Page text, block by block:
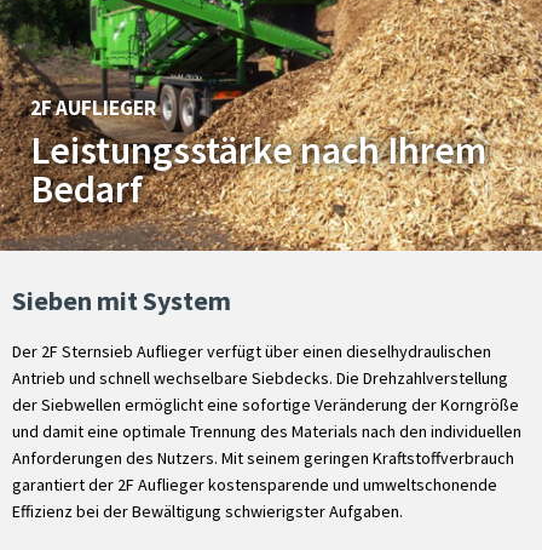
2F AUFLIEGER
Leistungsstärke nach Ihrem
Bedarf
Sieben mit System
Der 2F Sternsieb Auflieger verfügt über einen dieselhydraulischen
Antrieb und schnell wechselbare Siebdecks. Die Drehzahlverstellung
der Siebwellen ermöglicht eine sofortige Veränderung der Korngröße
und damit eine optimale Trennung des Materials nach den individuellen
Anforderungen des Nutzers. Mit seinem geringen Kraftstoffverbrauch
garantiert der 2F Auflieger kostensparende und umweltschonende
Effizienz bei der Bewältigung schwierigster Aufgaben.